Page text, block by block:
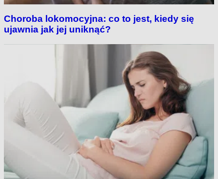
Choroba lokomocyjna: co to jest, kiedy się
ujawnia jak jej uniknąć?